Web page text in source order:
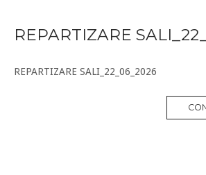
REPARTIZARE
REPARTIZARE SALI_22_06_2026